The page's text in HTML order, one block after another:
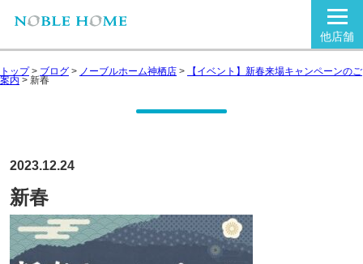
他店舗
トップ> ブログ > ノーブルホーム神栖店 > 【イベント】新春来場キャンペーンのご
案内 > 新春
2023.12.24
新春